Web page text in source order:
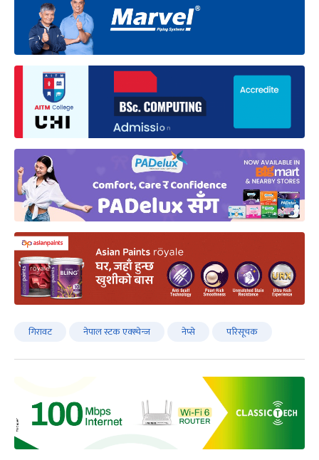
गिरावट नेपाल स्टक एक्स्चेन्ज नेप्से परिसूचक